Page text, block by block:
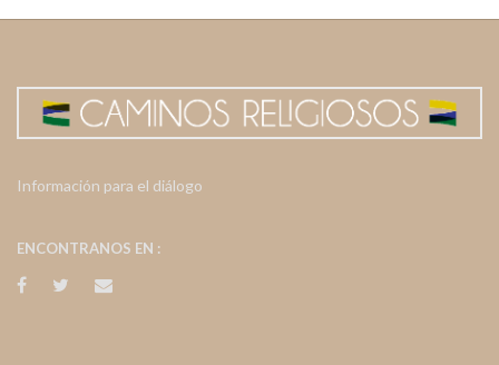
Información para el diálogo
ENCONTRANOS EN :